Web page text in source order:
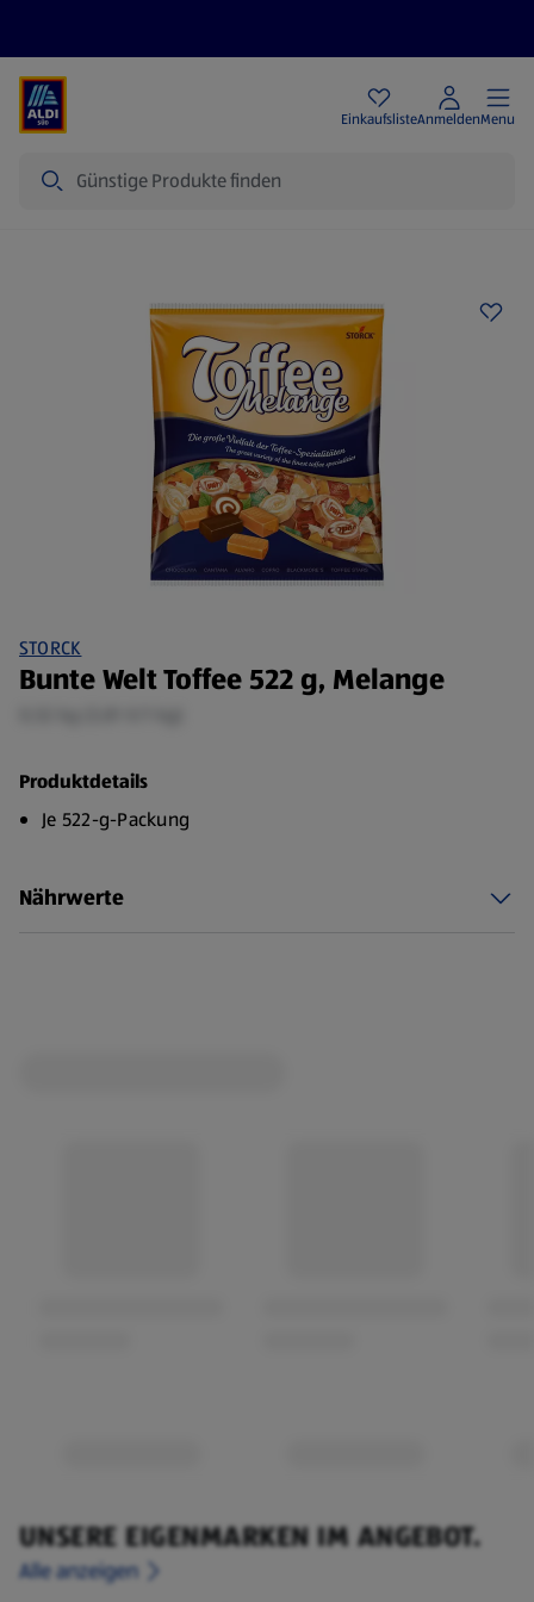
EinkaufslisteAnmeldenMenu
STORCK
Bunte Welt Toffee 522 g, Melange
Produktdetails
Je 522-g-Packung
Nährwerte
UNSERE EIGENMARKEN IM ANGEBOT.
Alle anzeigen